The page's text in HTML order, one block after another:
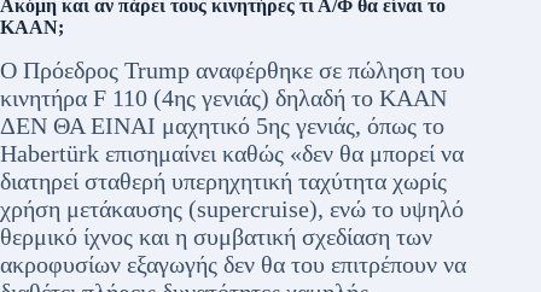
Ακόμη και αν πάρει τους κινητήρες τι Α/Φ θα είναι το
ΚΑΑΝ;
Ο Πρόεδρος Trump αναφέρθηκε σε πώληση του
κινητήρα F 110 (4ης γενιάς) δηλαδή το ΚΑΑΝ
ΔΕΝ ΘΑ ΕΙΝΑΙ μαχητικό 5ης γενιάς, όπως το
Habertürk επισημαίνει καθώς «δεν θα μπορεί να
διατηρεί σταθερή υπερηχητική ταχύτητα χωρίς
χρήση μετάκαυσης (supercruise), ενώ το υψηλό
θερμικό ίχνος και η συμβατική σχεδίαση των
ακροφυσίων εξαγωγής δεν θα του επιτρέπουν να